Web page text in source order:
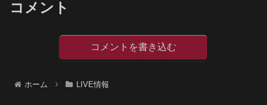
コメント
コメントを書き込む
ホーム LIVE情報